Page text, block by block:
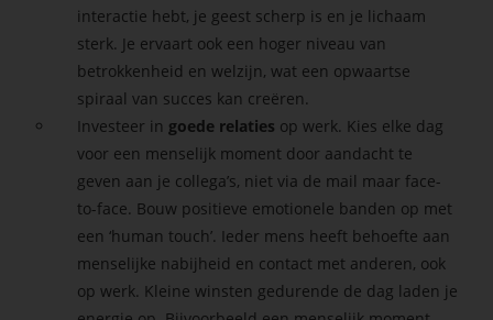
interactie hebt, je geest scherp is en je lichaam
sterk. Je ervaart ook een hoger niveau van
betrokkenheid en welzijn, wat een opwaartse
spiraal van succes kan creëren.
Investeer in goede relaties op werk. Kies elke dag
voor een menselijk moment door aandacht te
geven aan je collega’s, niet via de mail maar face-
to-face. Bouw positieve emotionele banden op met
een ‘human touch’. Ieder mens heeft behoefte aan
menselijke nabijheid en contact met anderen, ook
op werk. Kleine winsten gedurende de dag laden je